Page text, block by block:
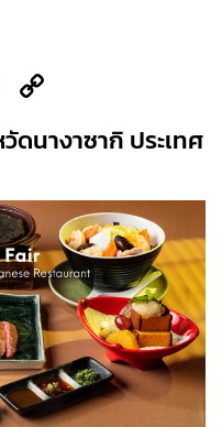
Email
Link
ดนางาซากิ ประเทศ